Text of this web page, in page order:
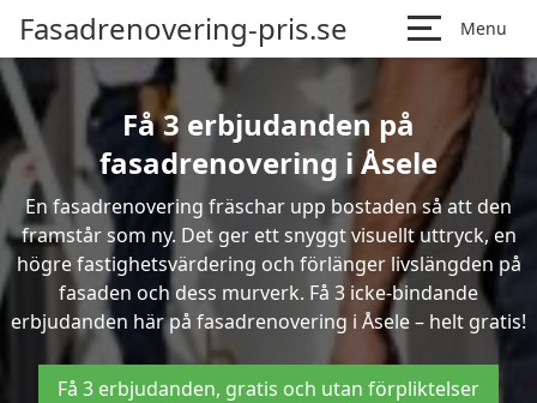
Fasadrenovering-pris.se Menu
Få 3 erbjudanden på
fasadrenovering i Åsele
En fasadrenovering fräschar upp bostaden så att den
framstår som ny. Det ger ett snyggt visuellt uttryck, en
högre fastighetsvärdering och förlänger livslängden på
fasaden och dess murverk. Få 3 icke-bindande
erbjudanden här på fasadrenovering i Åsele – helt gratis!
Få 3 erbjudanden, gratis och utan förpliktelser